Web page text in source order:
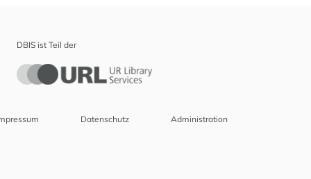
DBIS ist Teil der
Datenschutz Administration